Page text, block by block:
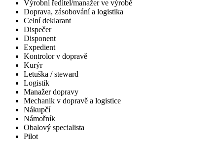
Výrobní ředitel/manažer ve výrobě
Doprava, zásobování a logistika
Celní deklarant
Dispečer
Disponent
Expedient
Kontrolor v dopravě
Kurýr
Letuška / steward
Logistik
Manažer dopravy
Mechanik v dopravě a logistice
Nákupčí
Námořník
Obalový specialista
Pilot